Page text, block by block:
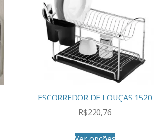
ESCORREDOR DE LOUÇAS 1520
R$220,76